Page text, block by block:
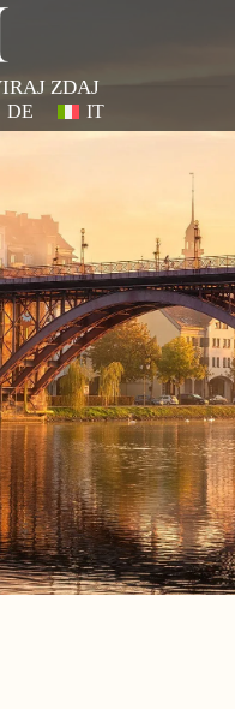
ZDAJ
DE IT